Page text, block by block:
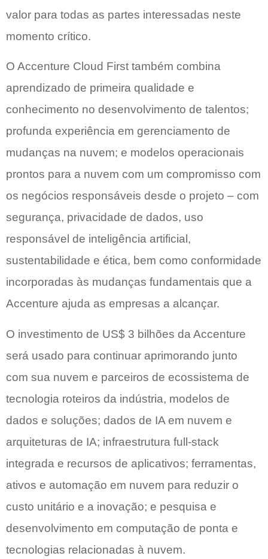
valor para todas as partes interessadas neste
momento crítico.
O Accenture Cloud First também combina
aprendizado de primeira qualidade e
conhecimento no desenvolvimento de talentos;
profunda experiência em gerenciamento de
mudanças na nuvem; e modelos operacionais
prontos para a nuvem com um compromisso com
os negócios responsáveis desde o projeto – com
segurança, privacidade de dados, uso
responsável de inteligência artificial,
sustentabilidade e ética, bem como conformidade
incorporadas às mudanças fundamentais que a
Accenture ajuda as empresas a alcançar.
O investimento de US$ 3 bilhões da Accenture
será usado para continuar aprimorando junto
com sua nuvem e parceiros de ecossistema de
tecnologia roteiros da indústria, modelos de
dados e soluções; dados de IA em nuvem e
arquiteturas de IA; infraestrutura full-stack
integrada e recursos de aplicativos; ferramentas,
ativos e automação em nuvem para reduzir o
custo unitário e a inovação; e pesquisa e
desenvolvimento em computação de ponta e
tecnologias relacionadas à nuvem.